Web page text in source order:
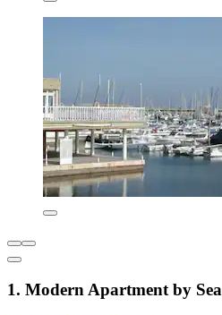
1. Modern Apartment by Sea